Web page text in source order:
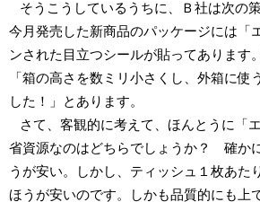
そうこうしているうちに、Ｂ社は次の
今月発売した新商品のパッケージには「
ンされた目立つシールが貼ってあります
「箱の高さを数ミリ小さくし、外箱に使
した！」とあります。
さて、客観的に考えて、ほんとうに「
省資源なのはどちらでしょうか？ 確か
うが安い。しかし、ティッシュ１枚あた
ほうが安いのです。しかも品質的にも上